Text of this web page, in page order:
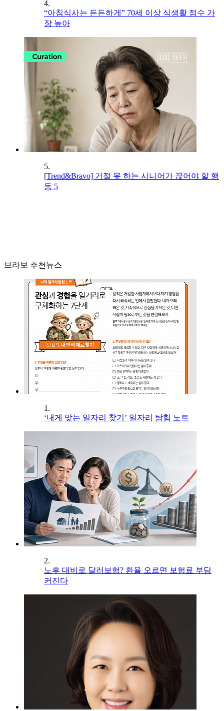
4.
“아침식사는 든든하게” 70세 이상 식생활 점수 가
장 높아
5.
[Trend&Bravo] 거절 못 하는 시니어가 끊어야 할 행
동 5
브라보 추천뉴스
1.
‘내게 맞는 일자리 찾기’ 일자리 탐험 노트
2.
노후 대비로 달러보험? 환율 오르면 보험료 부담
커진다